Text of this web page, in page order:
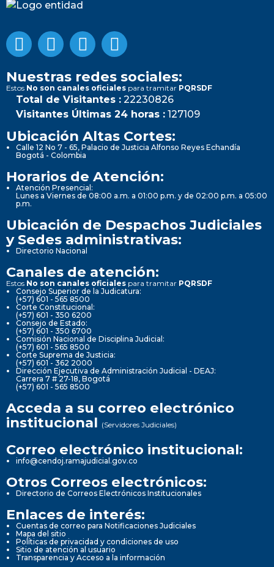
Nuestras redes sociales:
Estos No son canales oficiales para tramitar PQRSDF
Total de Visitantes : 22230826
Visitantes Últimas 24 horas : 127109
Ubicación Altas Cortes:
Calle 12 No 7 - 65, Palacio de Justicia Alfonso Reyes Echandía
Bogotá - Colombia
Horarios de Atención:
Atención Presencial:
Lunes a Viernes de 08:00 a.m. a 01:00 p.m. y de 02:00 p.m. a 05:00
p.m.
Ubicación de Despachos Judiciales
y Sedes administrativas:
Directorio Nacional
Canales de atención:
Estos No son canales oficiales para tramitar PQRSDF
Consejo Superior de la Judicatura:
(+57) 601 - 565 8500
Corte Constitucional:
(+57) 601 - 350 6200
Consejo de Estado:
(+57) 601 - 350 6700
Comisión Nacional de Disciplina Judicial:
(+57) 601 - 565 8500
Corte Suprema de Justicia:
(+57) 601 - 362 2000
Dirección Ejecutiva de Administración Judicial - DEAJ:
Carrera 7 # 27-18, Bogotá
(+57) 601 - 565 8500
Acceda a su correo electrónico
institucional (Servidores Judiciales)
Correo electrónico institucional:
info@cendoj.ramajudicial.gov.co
Otros Correos electrónicos:
Directorio de Correos Electrónicos Institucionales
Enlaces de interés:
Cuentas de correo para Notificaciones Judiciales
Mapa del sitio
Políticas de privacidad y condiciones de uso
Sitio de atención al usuario
Transparencia y Acceso a la información